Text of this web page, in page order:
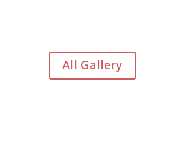
All Gallery